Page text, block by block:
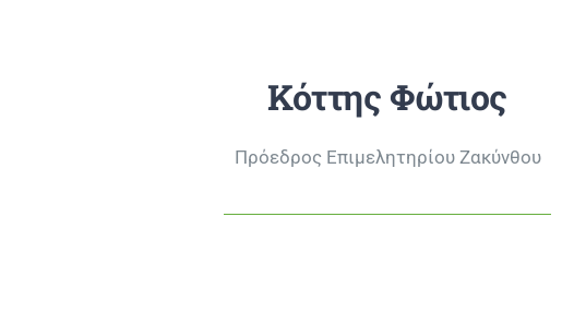
Κόττης Φώτιος
Πρόεδρος Επιμελητηρίου Ζακύνθου